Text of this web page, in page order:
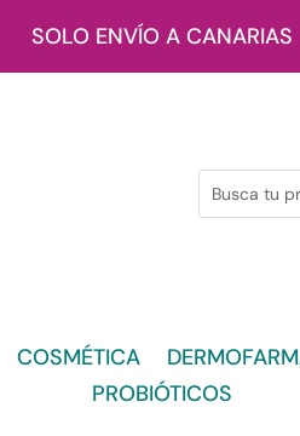
SOLO ENVÍO A CANARIAS
COSMÉTICA
PROBIÓTICOS